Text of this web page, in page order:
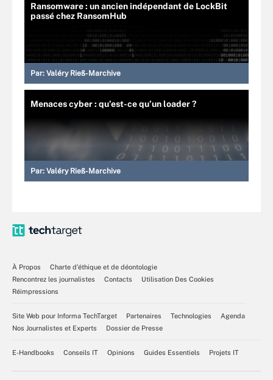
Ransomware : un ancien indépendant de LockBit
passé chez RansomHub
Par: Valéry Rieß-Marchive
Menaces cyber : qu’est-ce qu’un loader ?
Par: Valéry Rieß-Marchive
À Propos
Charte d’éthique et de déontologie
Rencontrez les journalistes
Contacts
Utilisation Des Cookies
Réimpressions
Site Web pour Informa TechTarget Partenaires Technologies
Agenda
Nos Journalistes et Experts
Dossier de Presse
E-Handbooks Conseils IT Opinions Guides Essentiels Projets IT